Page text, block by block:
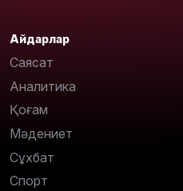
Айдарлар
Саясат
Аналитика
Қоғам
Мәдениет
Сұхбат
Спорт